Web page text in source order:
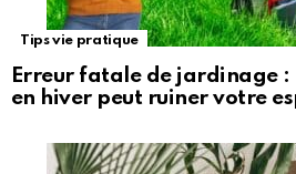
Tips vie pratique
Erreur fatale de jardinage
en hiver peut ruiner votre